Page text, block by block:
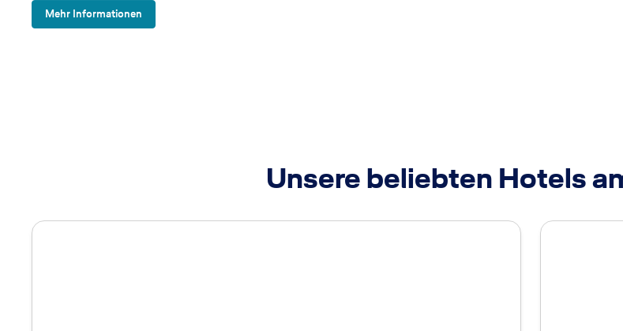
Mehr Informationen
Unsere beliebten Hotels